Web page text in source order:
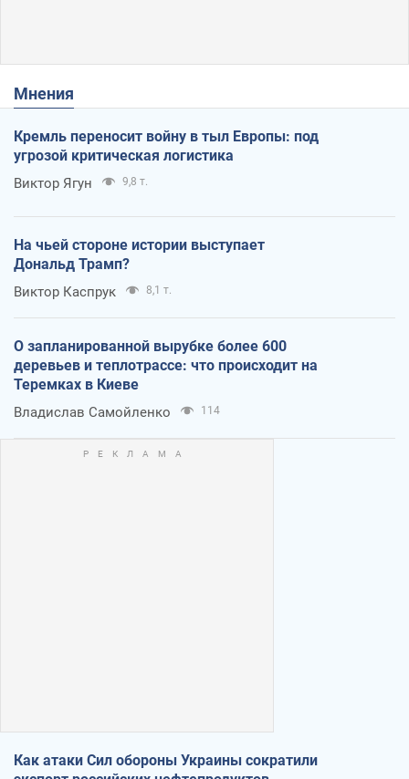
Мнения
Кремль переносит войну в тыл Европы: под
угрозой критическая логистика
Виктор Ягун 9,8 т.
На чьей стороне истории выступает
Дональд Трамп?
Виктор Каспрук 8,1 т.
О запланированной вырубке более 600
деревьев и теплотрассе: что происходит на
Теремках в Киеве
Владислав Самойленко 114
Как атаки Сил обороны Украины сократили